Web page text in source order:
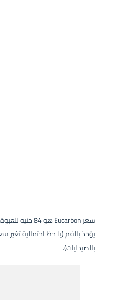
يؤخذ بالفم (يلاحظ احتمالية تغير
بالصيدليات).